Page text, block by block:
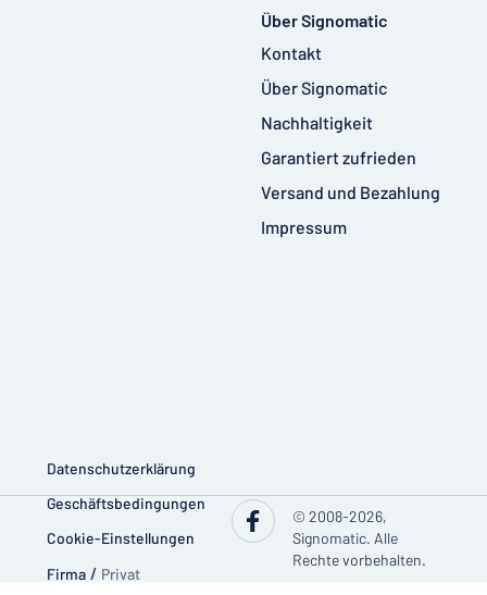
Über Signomatic
Kontakt
Über Signomatic
Nachhaltigkeit
Garantiert zufrieden
Versand und Bezahlung
Impressum
Datenschutzerklärung
Geschäftsbedingungen
Cookie-Einstellungen
Firma / Privat
© 2008-2026,
Signomatic. Alle
Rechte vorbehalten.